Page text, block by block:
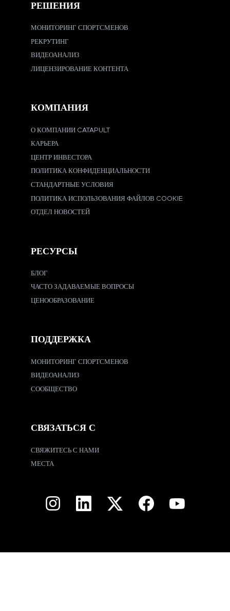
РЕШЕНИЯ
МОНИТОРИНГ СПОРТСМЕНОВ
РЕКРУТИНГ
ВИДЕОАНАЛИЗ
ЛИЦЕНЗИРОВАНИЕ КОНТЕНТА
КОМПАНИЯ
О КОМПАНИИ CATAPULT
КАРЬЕРА
ЦЕНТР ИНВЕСТОРА
ПОЛИТИКА КОНФИДЕНЦИАЛЬНОСТИ
СТАНДАРТНЫЕ УСЛОВИЯ
ПОЛИТИКА ИСПОЛЬЗОВАНИЯ ФАЙЛОВ COOKIE
ОТДЕЛ НОВОСТЕЙ
РЕСУРСЫ
БЛОГ
ЧАСТО ЗАДАВАЕМЫЕ ВОПРОСЫ
ЦЕНООБРАЗОВАНИЕ
ПОДДЕРЖКА
МОНИТОРИНГ СПОРТСМЕНОВ
ВИДЕОАНАЛИЗ
СООБЩЕСТВО
СВЯЗАТЬСЯ С
СВЯЖИТЕСЬ С НАМИ
МЕСТА